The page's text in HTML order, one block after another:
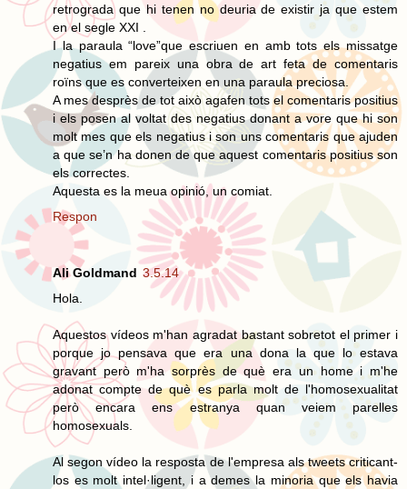
retrograda que hi tenen no deuria de existir ja que estem
en el segle XXI .
I la paraula “love”que escriuen en amb tots els missatge
negatius em pareix una obra de art feta de comentaris
roïns que es converteixen en una paraula preciosa.
A mes desprès de tot això agafen tots el comentaris positius
i els posen al voltat des negatius donant a vore que hi son
molt mes que els negatius i son uns comentaris que ajuden
a que se’n ha donen de que aquest comentaris positius son
els correctes.
Aquesta es la meua opinió, un comiat.
Respon
Ali Goldmand 3.5.14
Hola.
Aquestos vídeos m'han agradat bastant sobretot el primer i
porque jo pensava que era una dona la que lo estava
gravant però m'ha sorprès de què era un home i m'he
adonat compte de què es parla molt de l'homosexualitat
però encara ens estranya quan veiem parelles
homosexuals.
Al segon vídeo la resposta de l'empresa als tweets criticant-
los es molt intel·ligent, i a demes la minoria que els havia